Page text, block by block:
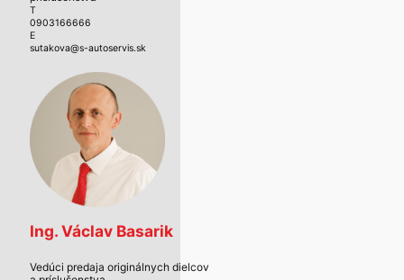
T
0903166666
E
sutakova@s-autoservis.sk
Ing. Václav Basarik
Vedúci predaja originálnych dielcov